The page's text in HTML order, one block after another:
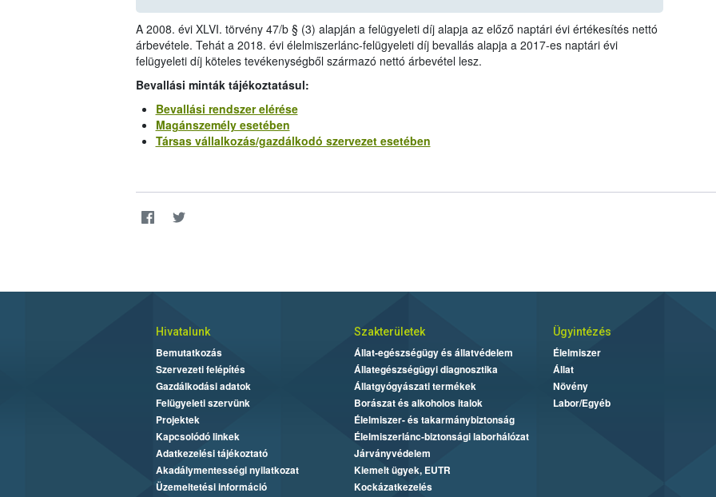
A 2008. évi XLVI. törvény 47/b § (3) alapján a felügyeleti díj alapja az előző naptári évi értékesítés nettó
árbevétele. Tehát a 2018. évi élelmiszerlánc-felügyeleti díj bevallás alapja a 2017-es naptári évi
felügyeleti díj köteles tevékenységből származó nettó árbevétel lesz.
Bevallási minták tájékoztatásul:
Bevallási rendszer elérése
Magánszemély esetében
Társas vállalkozás/gazdálkodó szervezet esetében
Hivatalunk
Bemutatkozás
Szervezeti felépítés
Gazdálkodási adatok
Felügyeleti szervünk
Projektek
Kapcsolódó linkek
Adatkezelési tájékoztató
Akadálymentességi nyilatkozat
Üzemeltetési információ
Szakterületek
Állat-egészségügy és állatvédelem
Állategészségügyi diagnosztika
Állatgyógyászati termékek
Borászat és alkoholos italok
Élelmiszer- és takarmánybiztonság
Élelmiszerlánc-biztonsági laborhálózat
Járványvédelem
Kiemelt ügyek, EUTR
Kockázatkezelés
Ügyintézés
Élelmiszer
Állat
Növény
Labor/Egyéb